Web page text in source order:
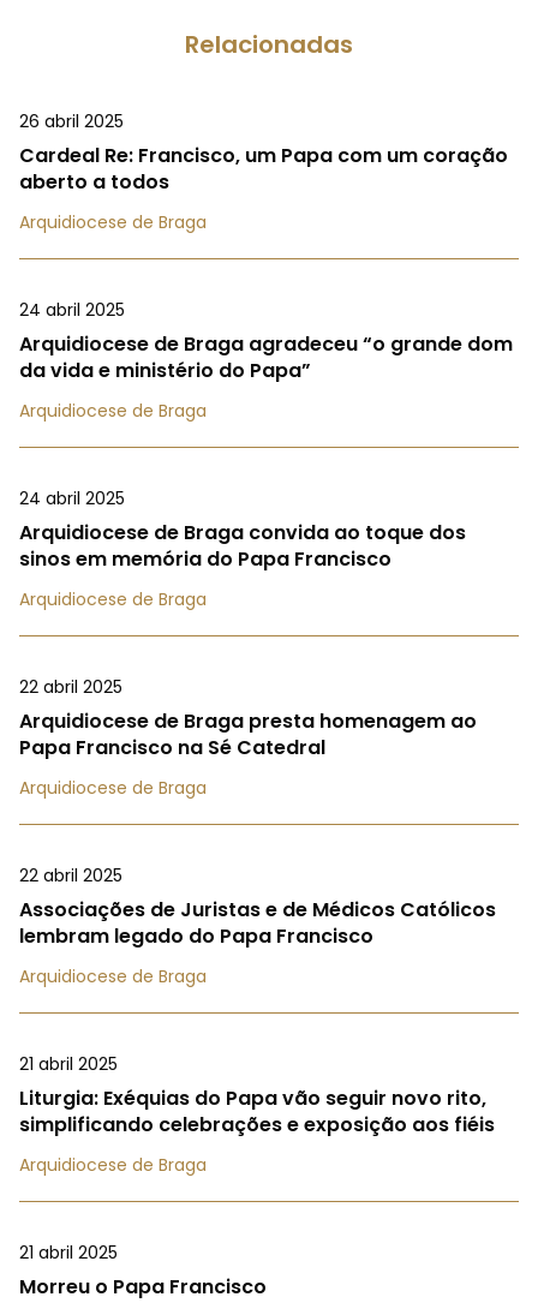
Relacionadas
26 abril 2025
Cardeal Re: Francisco, um Papa com um coração
aberto a todos
Arquidiocese de Braga
24 abril 2025
Arquidiocese de Braga agradeceu “o grande dom
da vida e ministério do Papa”
Arquidiocese de Braga
24 abril 2025
Arquidiocese de Braga convida ao toque dos
sinos em memória do Papa Francisco
Arquidiocese de Braga
22 abril 2025
Arquidiocese de Braga presta homenagem ao
Papa Francisco na Sé Catedral
Arquidiocese de Braga
22 abril 2025
Associações de Juristas e de Médicos Católicos
lembram legado do Papa Francisco
Arquidiocese de Braga
21 abril 2025
Liturgia: Exéquias do Papa vão seguir novo rito,
simplificando celebrações e exposição aos fiéis
Arquidiocese de Braga
21 abril 2025
Morreu o Papa Francisco